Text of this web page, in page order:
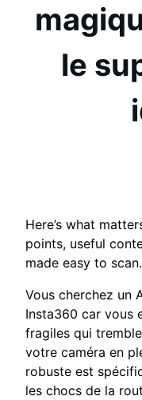
le
Here’s what
points, useful
made easy to scan.
Vous cherchez un
Insta360 car vous
fragiles qui
votre caméra en
robuste est
les chocs de la